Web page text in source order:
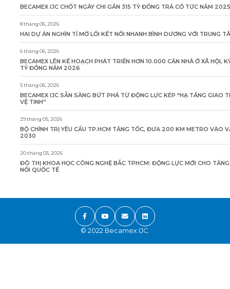
BECAMEX IJC CHỐT NGÀY CHI GẦN 315 TỶ ĐỒNG TRẢ CỔ TỨC NĂM 2025
8 tháng 06, 2026
HAI DỰ ÁN NGHÌN TỈ MỞ LỐI KẾT NỐI NHANH BÌNH DƯƠNG VỚI TRUNG
6 tháng 06, 2026
BECAMEX LÊN KẾ HOẠCH PHÁT TRIỂN HƠN 10.000 CĂN NHÀ Ở XÃ HỘI,
TỶ ĐỒNG NĂM 2026
5 tháng 06, 2026
BECAMEX IJC SẴN SÀNG BỨT PHÁ TỪ ĐỘNG LỰC KÉP “HẠ TẦNG GIAO
VỆ TINH”
29 tháng 05, 2026
BỘ CHÍNH TRỊ YÊU CẦU TP.HCM TĂNG TỐC, ĐƯA 200 KM METRO VÀO
2030
20 tháng 05, 2026
ĐÔ THỊ KHOA HỌC CÔNG NGHỆ BẮC TPHCM: ĐỘNG LỰC MỚI CHO
NỐI QUỐC TẾ
© 2022 Becamex IJC.